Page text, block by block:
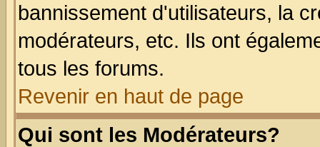
bannissement d'utilisateurs, la
modérateurs, etc. Ils ont
tous les forums.
Revenir en haut de page
Qui sont les Modérateurs?